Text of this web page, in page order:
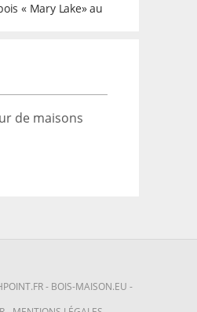
« Mary Lake» au
de maisons
- BOIS-MAISON.EU -